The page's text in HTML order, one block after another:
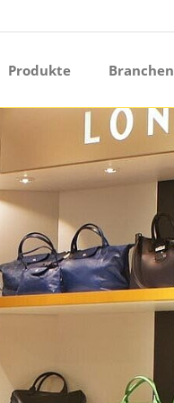
öffnen
öffnen
öffnen
öffnen
Produkte Branchen